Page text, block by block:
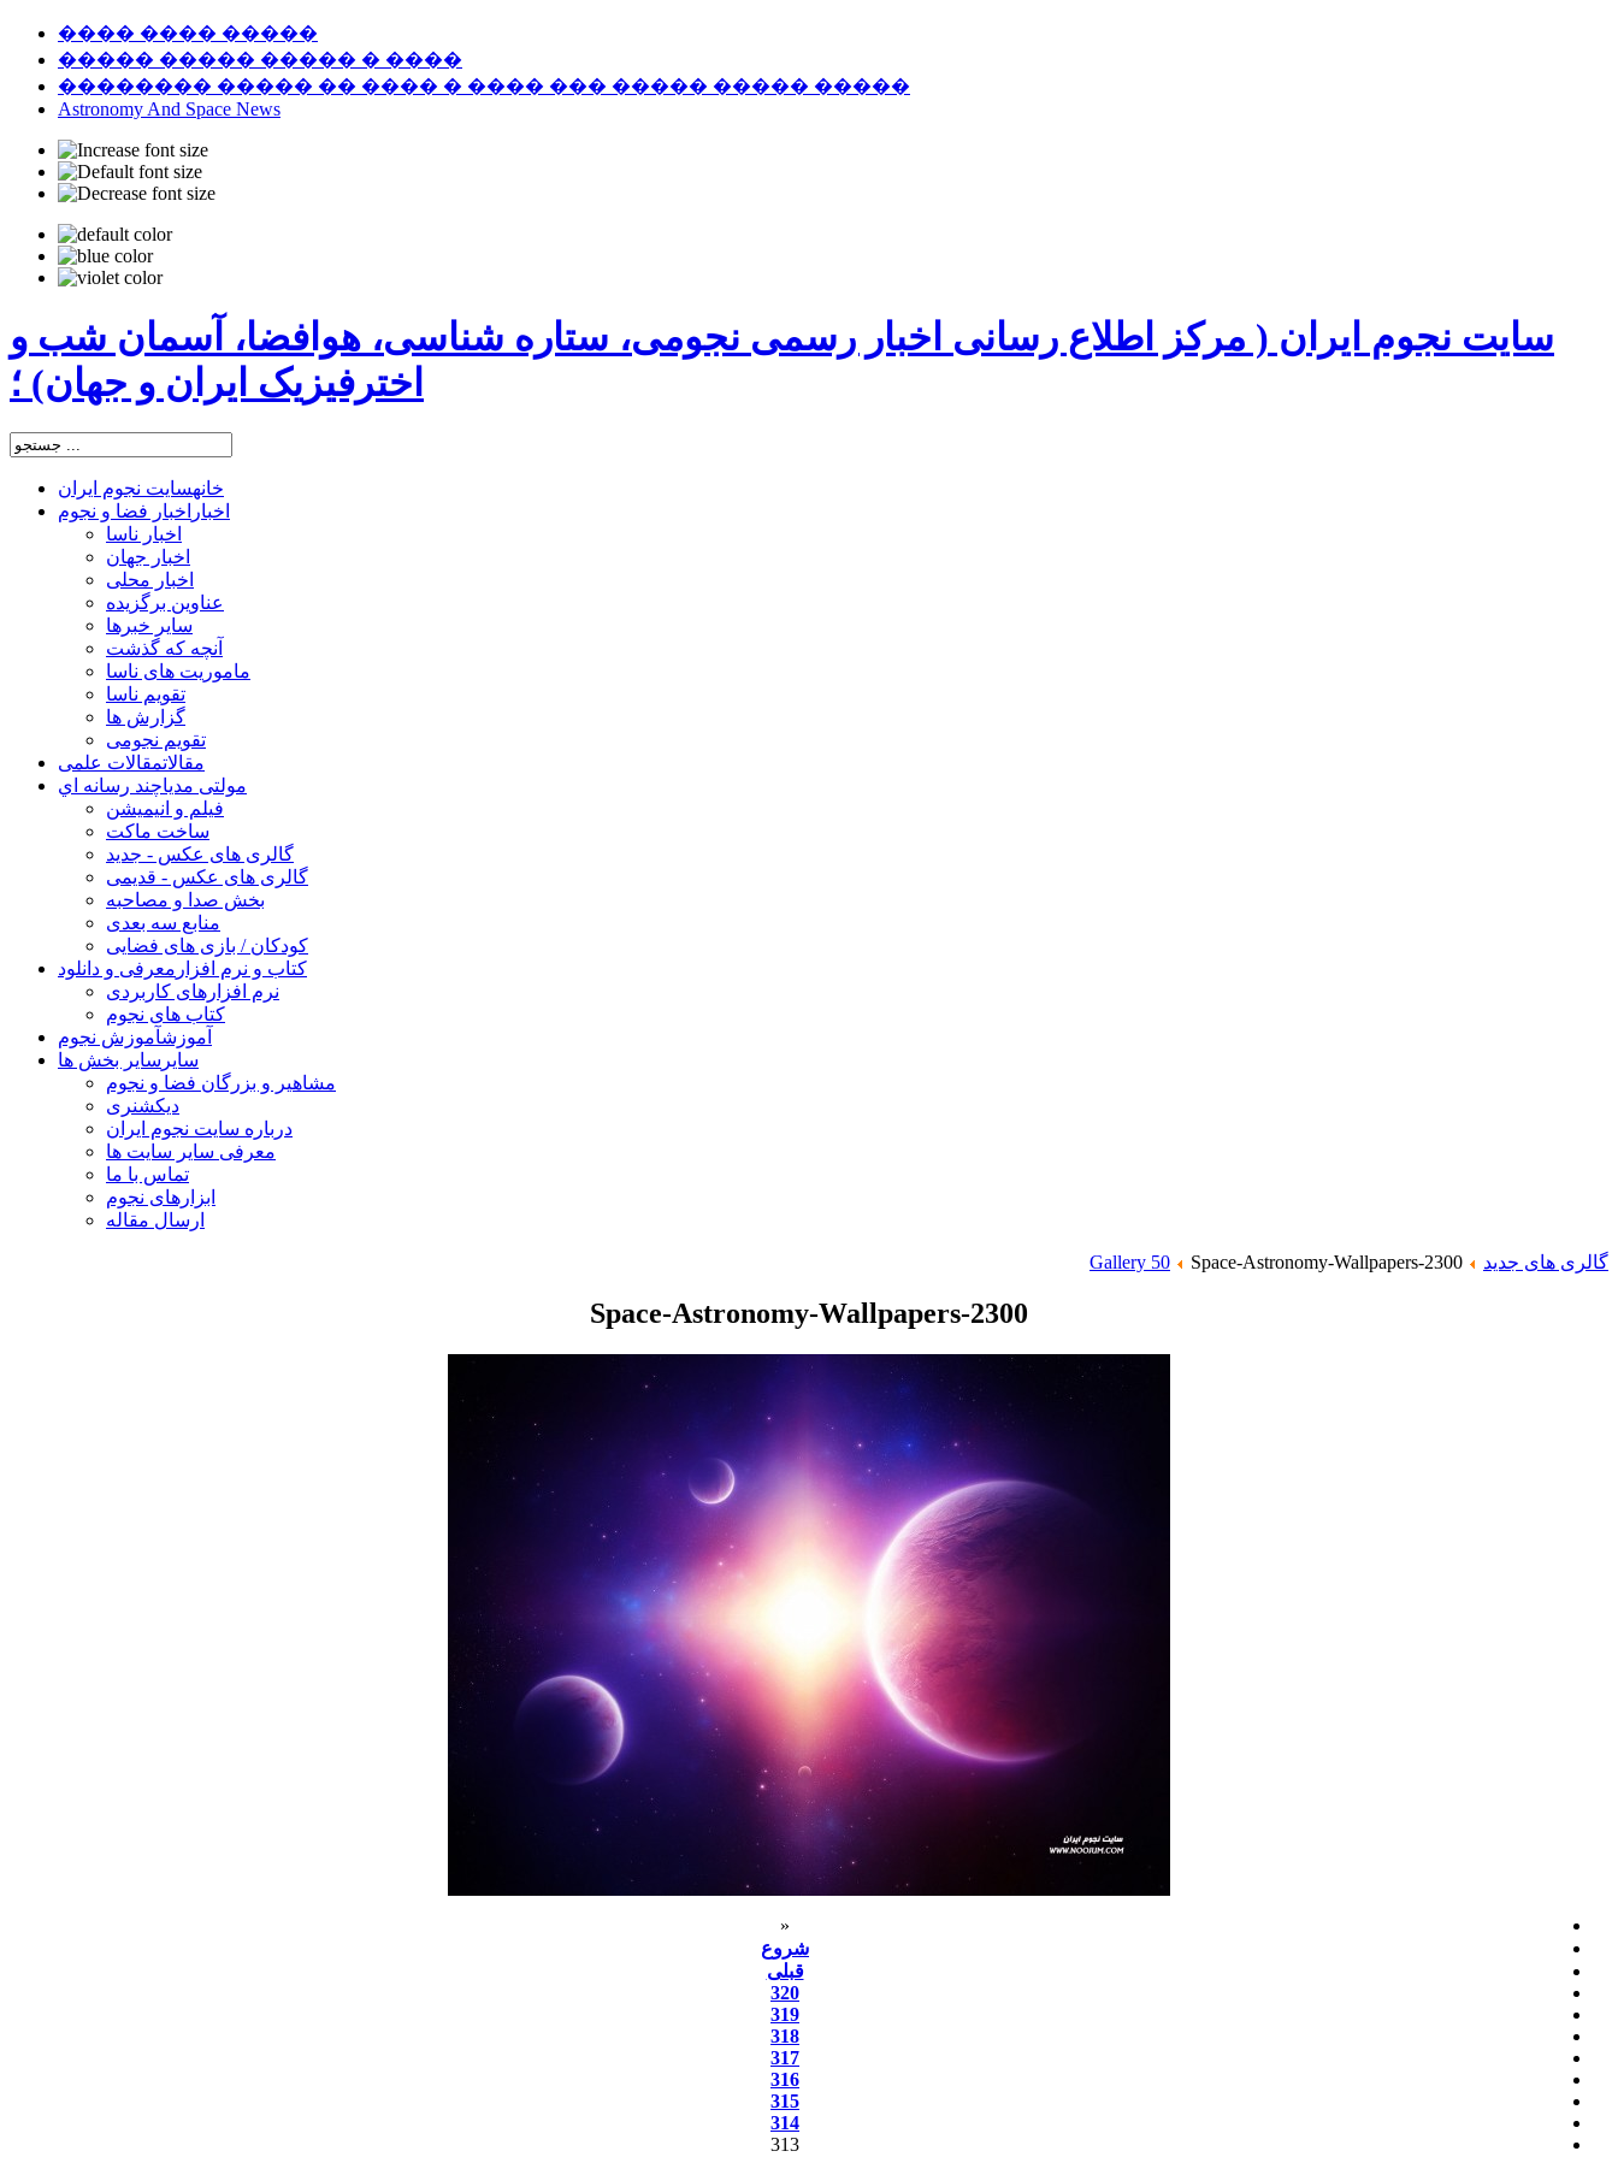
���� ���� �����
����� ����� ����� � ����
�������� ����� �� ���� � ���� ��� ����� ����� �����
Astronomy And Space News
سایت نجوم ایران ( مرکز اطلاع رسانی اخبار رسمی نجومی، ستاره شناسی، هوافضا، آسمان شب و
اخترفیزیک ایران و جهان) ؛
خانهسایت نجوم ایران
اخبار اخبار فضا و نجوم
اخبار ناسا
اخبار جهان
اخبار محلی
عناوین برگزیده
سایر خبرها
آنچه که گذشت
ماموریت های ناسا
تقویم ناسا
گزارش ها
تقویم نجومی
مقالاتمقالات علمی
مولتی مدیاچند رسانه اي
فیلم و انیمیشن
ساخت ماکت
گالری های عکس - جدید
گالری های عکس - قدیمی
بخش صدا و مصاحبه
منابع سه بعدی
کودکان / بازی های فضایی
کتاب و نرم افزار معرفی و دانلود
نرم افزارهای کاربردی
کتاب های نجوم
آموزشآموزش نجوم
سایر سایر بخش ها
مشاهیر و بزرگان فضا و نجوم
دیکشنری
درباره سایت نجوم ایران
معرفی سایر سایت ها
تماس با ما
ابزارهای نجوم
ارسال مقاله
گالری های جدید Gallery 50 Space-Astronomy-Wallpapers-2300
Space-Astronomy-Wallpapers-2300
«
شروع
قبلی
320
319
318
317
316
315
314
313